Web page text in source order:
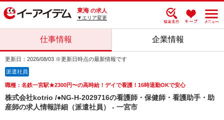
東海 の求人
▼エリア変更
仕事情報 企業情報
更新日：2026/08/03 ※更新日時点の最新情報です
派遣社員
職種：名鉄一宮駅★2300円〜の高時給！デイで看護！16時退勤OKで安心
株式会社kotrio /●NG-H-2029716の看護師・保健師・看護助手・助
産師の求人情報詳細（派遣社員） - 一宮市